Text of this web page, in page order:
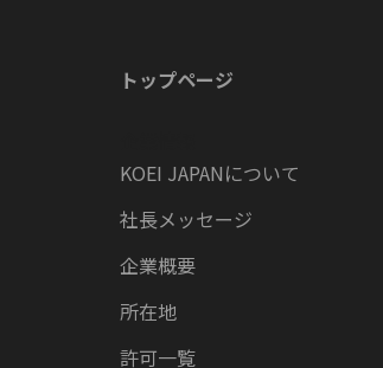
トップページ
KOEI JAPANについて
社長メッセージ
企業概要
所在地
許可一覧